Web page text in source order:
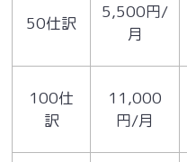
50仕訳
5,500円/
月
100仕
訳
11,000
円/月